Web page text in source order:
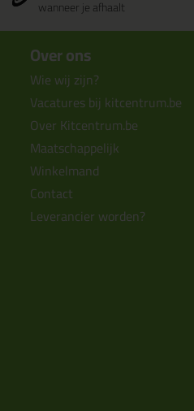
wanneer je afhaalt
Over ons
Wie wij zijn?
Vacatures bij kitcentrum.be
Over Kitcentrum.be
Maatschappelijk
Winkelmand
Contact
Leverancier worden?